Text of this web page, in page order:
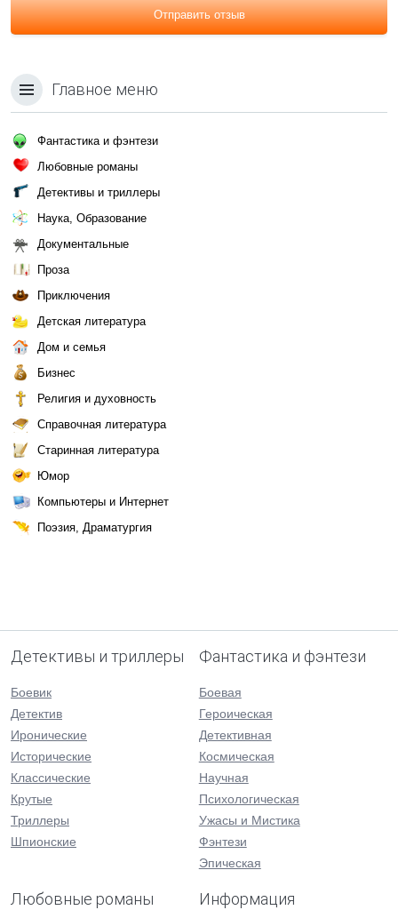
Отправить отзыв
Главное меню
Фантастика и фэнтези
Любовные романы
Детективы и триллеры
Наука, Образование
Документальные
Проза
Приключения
Детская литература
Дом и семья
Бизнес
Религия и духовность
Справочная литература
Старинная литература
Юмор
Компьютеры и Интернет
Поэзия, Драматургия
Детективы и триллеры
Боевик
Детектив
Иронические
Исторические
Классические
Крутые
Триллеры
Шпионские
Фантастика и фэнтези
Боевая
Героическая
Детективная
Космическая
Научная
Психологическая
Ужасы и Мистика
Фэнтези
Эпическая
Любовные романы Информация